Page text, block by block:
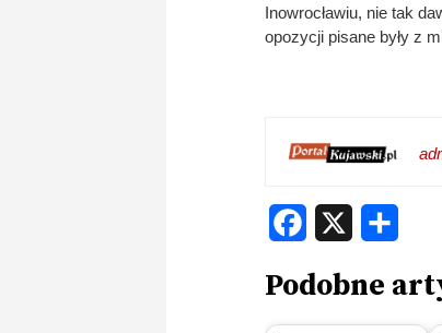
Inowrocławiu, nie tak
opozycji pisane były z
Facebook
Podobne